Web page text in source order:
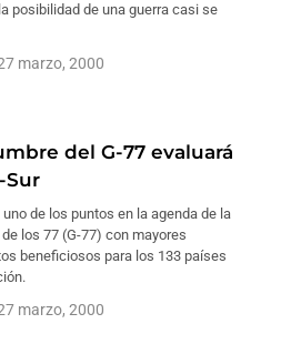
posibilidad de una guerra casi se
marzo, 2000
del G-77 evaluará
Sur
de los puntos en la agenda de la
los 77 (G-77) con mayores
beneficiosos para los 133 países
marzo, 2000